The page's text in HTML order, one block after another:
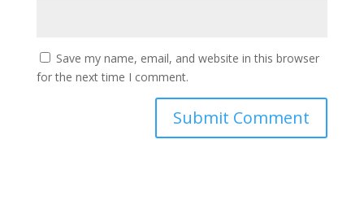
Save my name, email, and website in this browser
for the next time I comment.